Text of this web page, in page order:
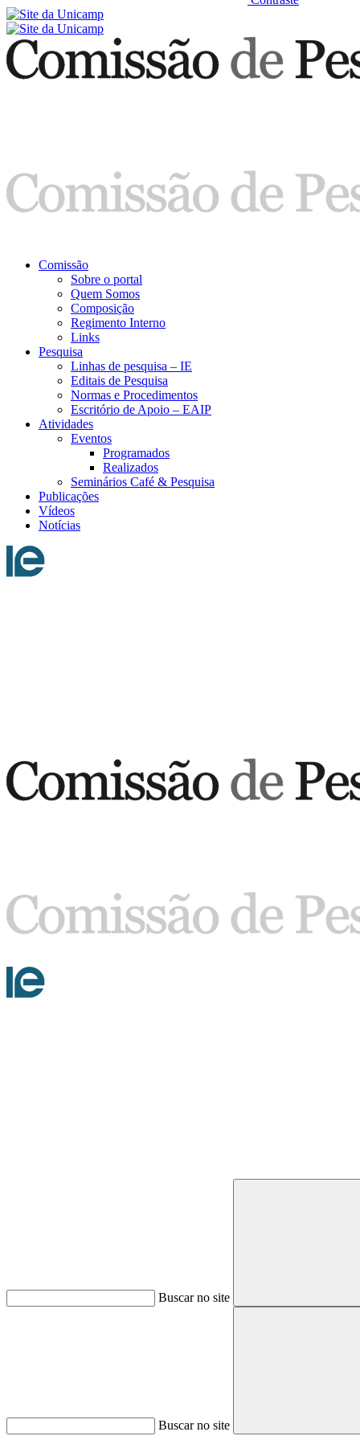
Comissão
Sobre o portal
Quem Somos
Composição
Regimento Interno
Links
Pesquisa
Linhas de pesquisa – IE
Editais de Pesquisa
Normas e Procedimentos
Escritório de Apoio – EAIP
Atividades
Eventos
Programados
Realizados
Seminários Café & Pesquisa
Publicações
Vídeos
Notícias
Buscar no site
Buscar no site